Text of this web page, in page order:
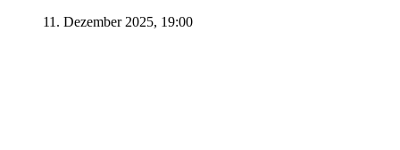
11. Dezember 2025, 19:00